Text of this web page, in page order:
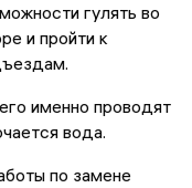
гулять во
и пройти к
именно проводят
вода.
по замене